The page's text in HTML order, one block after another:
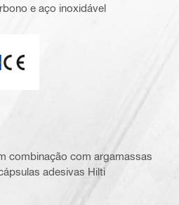
e aço inoxidável
combinação com argamassas
adesivas Hilti